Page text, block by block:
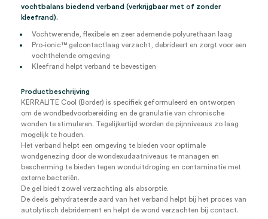
vochtbalans biedend verband (verkrijgbaar met of zonder
kleefrand).
Vochtwerende, flexibele en zeer ademende polyurethaan laag
Pro-ionic™ gelcontactlaag verzacht, debrideert en zorgt voor een
vochthelende omgeving
Kleefrand helpt verband te bevestigen
Productbeschrijving
KERRALITE Cool (Border) is specifiek geformuleerd en ontworpen
om de wondbedvoorbereiding en de granulatie van chronische
wonden te stimuleren. Tegelijkertijd worden de pijnniveaus zo laag
mogelijk te houden.
Het verband helpt een omgeving te bieden voor optimale
wondgenezing door de wondexudaatniveaus te managen en
bescherming te bieden tegen wonduitdroging en contaminatie met
externe bacteriën.
De gel biedt zowel verzachting als absorptie.
De deels gehydrateerde aard van het verband helpt bij het proces van
autolytisch debridement en helpt de wond verzachten bij contact.